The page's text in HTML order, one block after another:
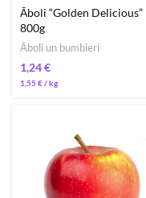
Āboli “Golden Delicious”
800g
Āboli un bumbieri
€
1,55€/